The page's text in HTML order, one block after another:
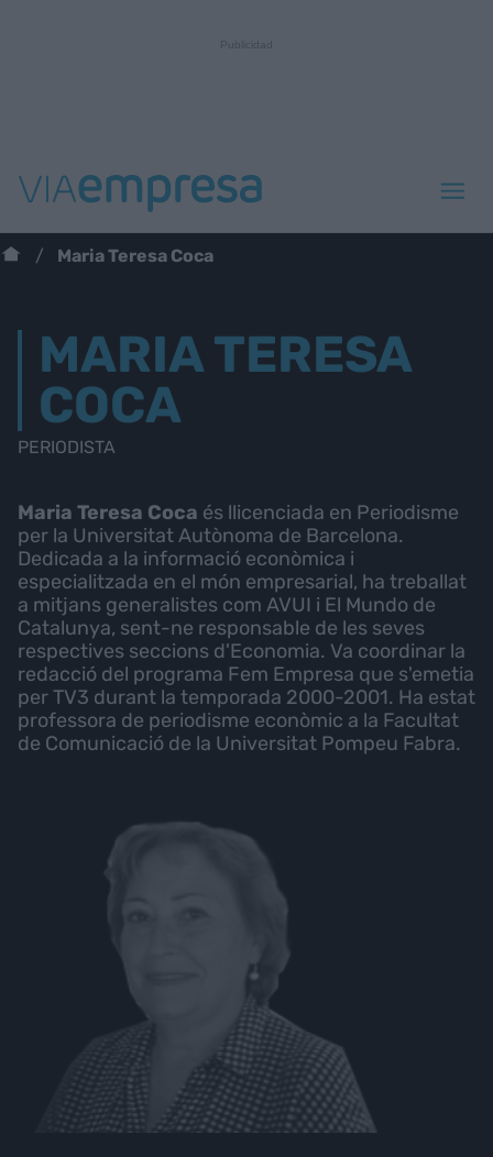
Maria Teresa Coca
MARIA TERESA
COCA
PERIODISTA
Maria Teresa Coca és llicenciada en Periodisme
per la Universitat Autònoma de Barcelona.
Dedicada a la informació econòmica i
especialitzada en el món empresarial, ha treballat
a mitjans generalistes com AVUI i El Mundo de
Catalunya, sent-ne responsable de les seves
respectives seccions d'Economia. Va coordinar la
redacció del programa Fem Empresa que s'emetia
per TV3 durant la temporada 2000-2001. Ha estat
professora de periodisme econòmic a la Facultat
de Comunicació de la Universitat Pompeu Fabra.